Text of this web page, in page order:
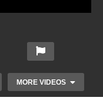
MORE VIDEOS